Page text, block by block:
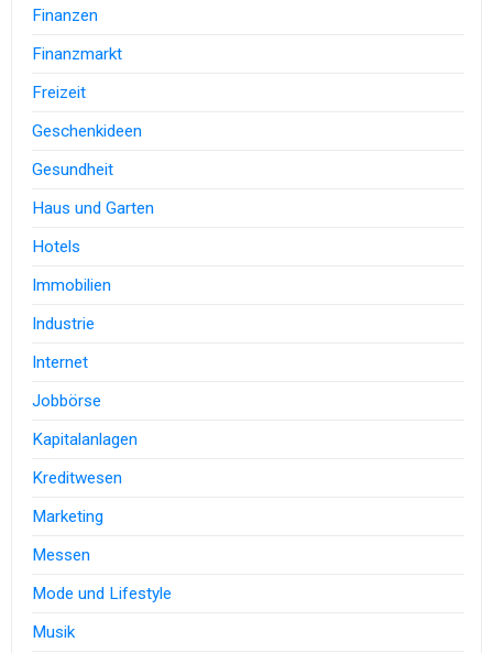
Finanzen
Finanzmarkt
Freizeit
Geschenkideen
Gesundheit
Haus und Garten
Hotels
Immobilien
Industrie
Internet
Jobbörse
Kapitalanlagen
Kreditwesen
Marketing
Messen
Mode und Lifestyle
Musik